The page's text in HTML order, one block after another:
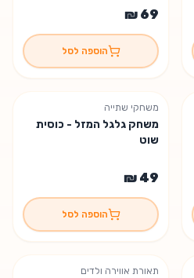
הוספה לסל
משחקי שתייה
משחק גלגל המזל - כוסית
שוט
הוספה לסל
נשארו 2 יחידות
תאורת אווירה ולדים